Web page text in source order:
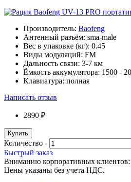
Производитель: Baofeng
Антенный разъём: sma-male
Вес в упаковке (кг): 0.45
Виды модуляций: FM
Дальность связи: 3-7 км
Ёмкость аккумулятора: 1500 -
Клавиатура: полная
Написать отзыв
2890 ₽
Купить
Количество -
Быстрый заказ
Вниманию корпоративных клиентов:
Цены указаны без учета НДС.